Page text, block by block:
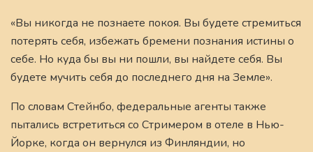
«Вы никогда не познаете покоя. Вы будете стремиться
потерять себя, избежать бремени познания истины о
себе. Но куда бы вы ни пошли, вы найдете себя. Вы
будете мучить себя до последнего дня на Земле».
По словам Стейнбо, федеральные агенты также
пытались встретиться со Стримером в отеле в Нью-
Йорке, когда он вернулся из Финляндии, но